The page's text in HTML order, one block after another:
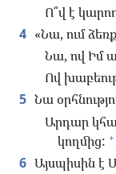
Ո՞վ է
4 «Նա, ում
Նա, ով Իմ
Ով
5 Նա
Արդար
կողմից: +
6 Այսպիսին է